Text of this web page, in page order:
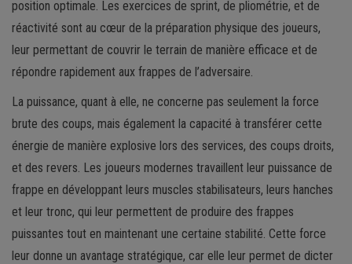
position optimale. Les exercices de sprint, de pliométrie, et de
réactivité sont au cœur de la préparation physique des joueurs,
leur permettant de couvrir le terrain de manière efficace et de
répondre rapidement aux frappes de l’adversaire.
La puissance, quant à elle, ne concerne pas seulement la force
brute des coups, mais également la capacité à transférer cette
énergie de manière explosive lors des services, des coups droits,
et des revers. Les joueurs modernes travaillent leur puissance de
frappe en développant leurs muscles stabilisateurs, leurs hanches
et leur tronc, qui leur permettent de produire des frappes
puissantes tout en maintenant une certaine stabilité. Cette force
leur donne un avantage stratégique, car elle leur permet de dicter